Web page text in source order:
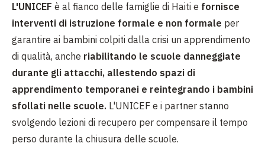
L'UNICEF è al fianco delle famiglie di Haiti e fornisce
interventi di istruzione formale e non formale per
garantire ai bambini colpiti dalla crisi un apprendimento
di qualità, anche riabilitando le scuole danneggiate
durante gli attacchi, allestendo spazi di
apprendimento temporanei e reintegrando i bambini
sfollati nelle scuole. L'UNICEF e i partner stanno
svolgendo lezioni di recupero per compensare il tempo
perso durante la chiusura delle scuole.